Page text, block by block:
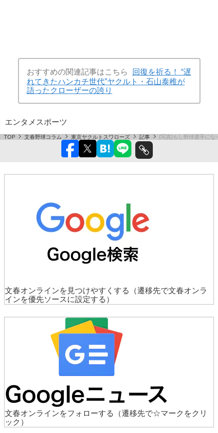
おすすめの関連記事はこちら
回復を祈る！ “遅
れてきたハンカチ世代”ヤクルト・石山泰稚が
語ったクローザーの誇り
エンタメ スポーツ
TOP 文春野球コラム 東京ヤクルトスワローズ 記事 [写真]もし野球選手に
文春オンラインを見つけやすくする
（遷移先で文春オンラ
インを優先ソースに設定する）
文春オンラインをフォローする
（遷移先で☆マークをクリ
ック）